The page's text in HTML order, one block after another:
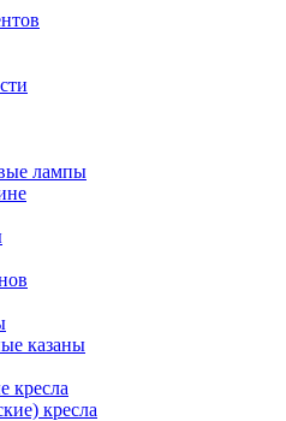
лампы
казаны
кресла
кресла